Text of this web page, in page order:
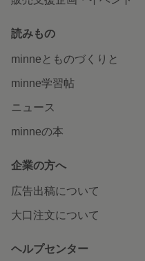
読みもの
minneとものづくりと
minne学習帖
ニュース
minneの本
企業の方へ
広告出稿について
大口注文について
ヘルプセンター